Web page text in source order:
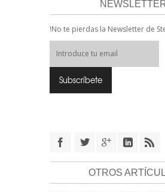
!No te pierdas la Newsletter de
OTROS